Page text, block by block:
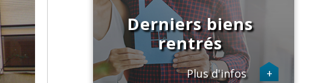
Derniers biens
rentrés
Plus d'infos +